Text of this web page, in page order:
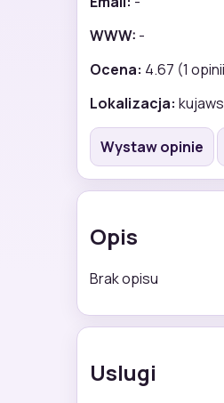
WWW: -
Ocena: 4.67 (1
Lokalizacja:
Wystaw opinie
Opis
Brak opisu
Uslugi